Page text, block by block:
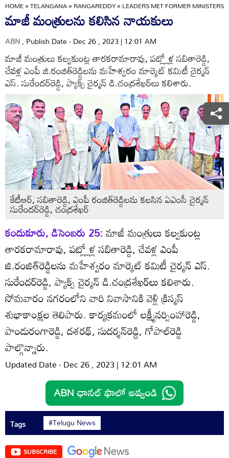
HOME»TELANGANA»RANGAREDDY»LEADERS MET FORMER MINISTERS
మాజీ మంత్రులను కలిసిన నాయకులు
ABN, Publish Date - Dec 26 , 2023 | 12:01 AM
మాజీ మంత్రులు కల్వకుంట్ల తారకరామారావు, పట్ల్లోళ్ల సబితారెడ్డి,
చేవళ్ల ఎంపీ జి.రంజిత్‌రెడ్డిలను మహేశ్వరం మార్కెట్‌ కమిటీ చైర్మన్‌
ఎస్‌. సురేందర్‌రెడ్డి, ప్యాక్స్‌ చైర్మన్‌ డి.చంద్రశేఖర్‌లు కలిశారు.
కేటీఆర్‌, సబితారెడ్డి, ఎంపీ రంజిత్‌రెడ్డిలను కలసిన ఏఎంసీ చైర్మన్‌
సురేందర్‌రెడ్డి, చంద్రశేఖర్‌
కందుకూరు, డిసెంబరు 25:మాజీ మంత్రులు కల్వకుంట్ల
తారకరామారావు, పట్ల్లోళ్ల సబితారెడ్డి, చేవళ్ల ఎంపీ
జి.రంజిత్‌రెడ్డిలను మహేశ్వరం మార్కెట్‌ కమిటీ చైర్మన్‌ ఎస్‌.
సురేందర్‌రెడ్డి, ప్యాక్స్‌ చైర్మన్‌ డి.చంద్రశేఖర్‌లు కలిశారు.
సోమవారం నగరంలోని వారి నివాసానికి వెళ్లి క్రిస్మస్‌
శుభాకాంక్షల తెలిపారు. కార్యక్రమంలో లక్ష్మీనర్సింహారెడ్డి,
పాండురంగారెడ్డి, దశరథ్‌, సుదర్శన్‌రెడ్ది, గోపాల్‌రెడ్డి
పాల్గొన్నారు.
Updated Date - Dec 26 , 2023 | 12:01 AM
Tags #Telugu News
SUBSCRIBE